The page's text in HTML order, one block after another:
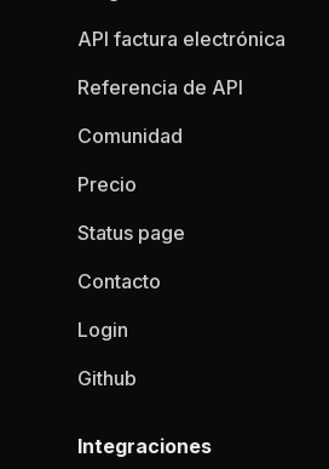
API factura electrónica
Referencia de API
Comunidad
Precio
Status page
Contacto
Login
Github
Integraciones